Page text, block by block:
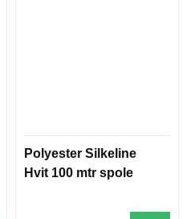
Polyester Silkeline
Hvit 100 mtr spole